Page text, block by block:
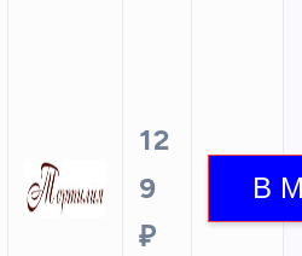
12
9
₽